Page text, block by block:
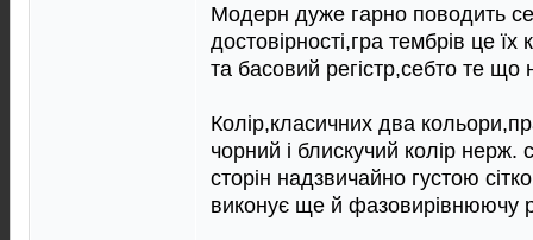
Модерн дуже гарно поводить
достовiрностi,гра тембрiв це
та басовий регiстр,себто те
Колiр,класичних два
чорний i блискучий колiр нерж.
сторiн надзвичайно густою
виконує ще й фазовирiвнюючу